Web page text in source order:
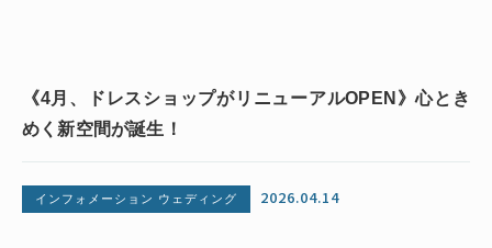
《4月、ドレスショップがリニューアルOPEN》心とき
めく新空間が誕生！
インフォメーション ウェディング 2026.04.14